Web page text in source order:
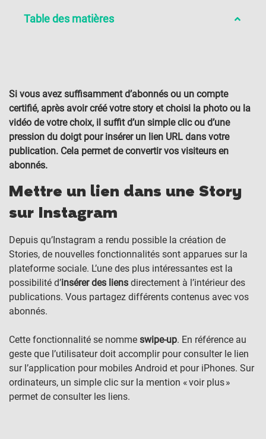
Table des matières
Si vous avez suffisamment d’abonnés ou un compte
certifié, après avoir créé votre story et choisi la photo ou la
vidéo de votre choix, il suffit d’un simple clic ou d’une
pression du doigt pour insérer un lien URL dans votre
publication. Cela permet de convertir vos visiteurs en
abonnés.
Mettre un lien dans une Story
sur Instagram
Depuis qu’Instagram a rendu possible la création de
Stories, de nouvelles fonctionnalités sont apparues sur la
plateforme sociale. L’une des plus intéressantes est la
possibilité d’insérer des liens directement à l’intérieur des
publications. Vous partagez différents contenus avec vos
abonnés.
Cette fonctionnalité se nomme swipe-up. En référence au
geste que l’utilisateur doit accomplir pour consulter le lien
sur l’application pour mobiles Android et pour iPhones. Sur
ordinateurs, un simple clic sur la mention « voir plus »
permet de consulter les liens.